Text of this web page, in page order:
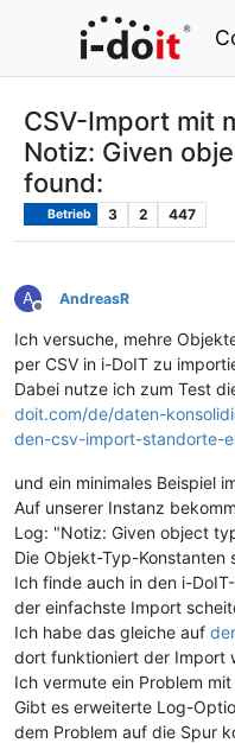
CSV-Import mit
Notiz: Given
found:
Betrieb 3 2 447
A
Offline
AndreasR
Ich versuche, mehre
per CSV in i-DoIT zu
Dabei nutze ich zum Test
doit.com/de/daten-
den-csv-import-standorte-
und ein minimales Beispiel
Auf unserer Instanz
Log: "Notiz: Given object
Die Objekt-Typ-Konstanten
Ich finde auch in den i-
der einfachste Import
Ich habe das gleiche auf
dort funktioniert der Import
Ich vermute ein Problem
Gibt es erweiterte Log-
dem Problem auf die Spur